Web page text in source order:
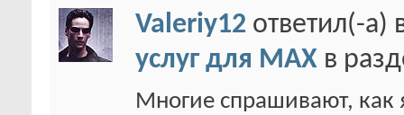
Valeriy12 ответил(-а)
услуг для MAX в
Многие спрашивают, как